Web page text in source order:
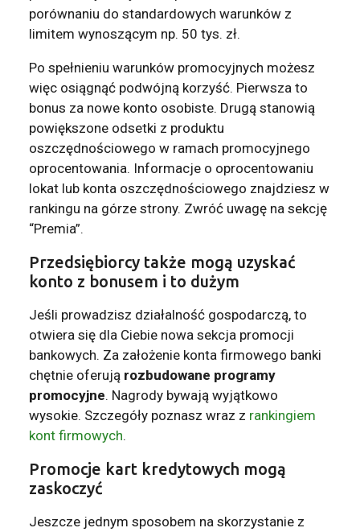
porównaniu do standardowych warunków z
limitem wynoszącym np. 50 tys. zł.
Po spełnieniu warunków promocyjnych możesz
więc osiągnąć podwójną korzyść. Pierwsza to
bonus za nowe konto osobiste. Drugą stanowią
powiększone odsetki z produktu
oszczędnościowego w ramach promocyjnego
oprocentowania. Informacje o oprocentowaniu
lokat lub konta oszczędnościowego znajdziesz w
rankingu na górze strony. Zwróć uwagę na sekcję
“Premia”.
Przedsiębiorcy także mogą uzyskać
konto z bonusem i to dużym
Jeśli prowadzisz działalność gospodarczą, to
otwiera się dla Ciebie nowa sekcja promocji
bankowych. Za założenie konta firmowego banki
chętnie oferują rozbudowane programy
promocyjne. Nagrody bywają wyjątkowo
wysokie. Szczegóły poznasz wraz z rankingiem
kont firmowych.
Promocje kart kredytowych mogą
zaskoczyć
Jeszcze jednym sposobem na skorzystanie z